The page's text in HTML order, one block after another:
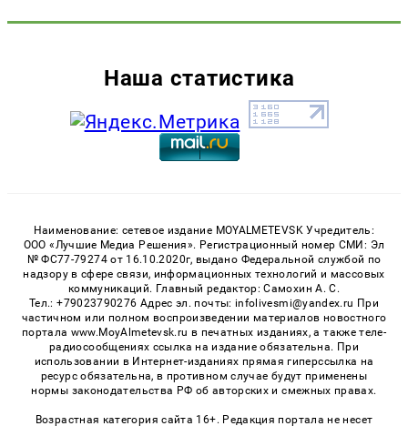
Наша статистика
Наименование: сетевое издание MOYALMETEVSK Учредитель:
ООО «Лучшие Медиа Решения». Регистрационный номер СМИ: Эл
№ ФС77-79274 от 16.10.2020г, выдано Федеральной службой по
надзору в сфере связи, информационных технологий и массовых
коммуникаций. Главный редактор: Самохин А. С.
Тел.: +79023790276 Адрес эл. почты: infolivesmi@yandex.ru При
частичном или полном воспроизведении материалов новостного
портала www.MoyAlmetevsk.ru в печатных изданиях, а также теле-
радиосообщениях ссылка на издание обязательна. При
использовании в Интернет-изданиях прямая гиперссылка на
ресурс обязательна, в противном случае будут применены
нормы законодательства РФ об авторских и смежных правах.
Возрастная категория сайта 16+. Редакция портала не несет